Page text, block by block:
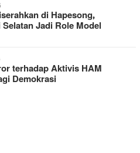
di Hapesong,
Jadi Role Model
terhadap Aktivis HAM
Demokrasi